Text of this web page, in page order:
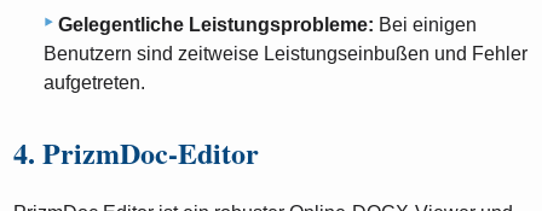
Gelegentliche Leistungsprobleme: Bei einigen
Benutzern sind zeitweise Leistungseinbußen und Fehler
aufgetreten.
4. PrizmDoc-Editor